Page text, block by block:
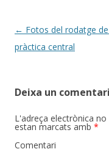
Post
navigation
← Fotos del rodatge
pràctica central
Deixa un comentari
L'adreça electrònica no
estan marcats amb *
Comentari